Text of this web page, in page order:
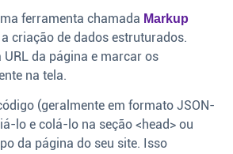
ferramenta chamada Markup
criação de dados estruturados.
URL da página e marcar os
na tela.
(geralmente em formato JSON-
lo e colá-lo na seção <head> ou
da página do seu site. Isso